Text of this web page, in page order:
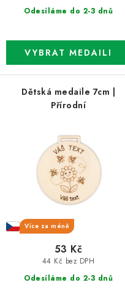
Odesíláme do 2-3 dnů
Dětská medaile 7cm |
Přírodní
Více za méně
Odesíláme do 2-3 dnů
44 Kč bez DPH
53 Kč